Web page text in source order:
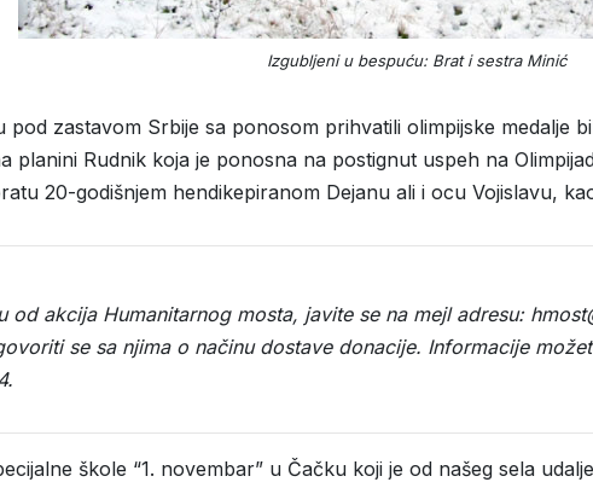
Izgubljeni u bespuću: Brat i sestra Minić
pod zastavom Srbije sa ponosom prihvatili olimpijske medalje
planini Rudnik koja je ponosna na postignut uspeh na
20-godišnjem hendikepiranom Dejanu ali i ocu Vojislavu,
od akcija Humanitarnog mosta, javite se na mejl adresu:
se sa njima o načinu dostave donacije. Informacije
škole “1. novembar” u Čačku koji je od našeg sela